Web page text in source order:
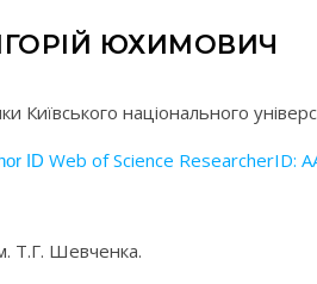
ЮХИМОВИЧ
національного
ID Web of Science ResearcherID:
Т.Г. Шевченка.